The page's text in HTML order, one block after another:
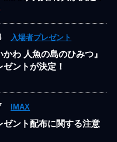
入場者プレゼント
かわ 人魚の島のひみつ』
ゼントが決定！
IMAX
ゼント配布に関する注意